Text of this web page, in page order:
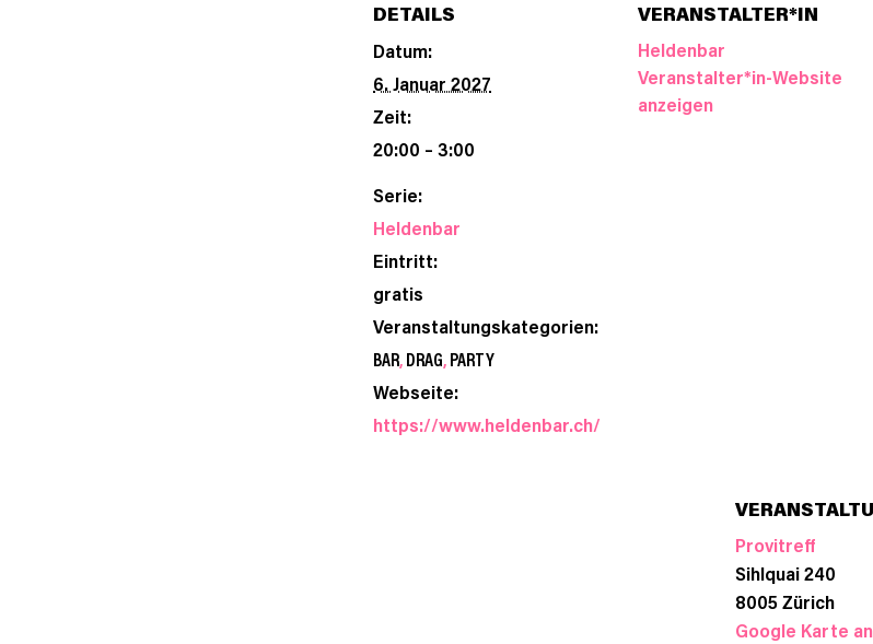
DETAILS
Datum:
6. Januar 2027
Zeit:
20:00 – 3:00
Serie:
Heldenbar
Eintritt:
gratis
Veranstaltungskategorien:
BAR,DRAG,PARTY
Webseite:
https://www.heldenbar.ch/
VERANSTALTER*IN
Heldenbar
Veranstalter*in-Website
anzeigen
Provitreff
Sihlquai 240
8005Zürich
Google Karte